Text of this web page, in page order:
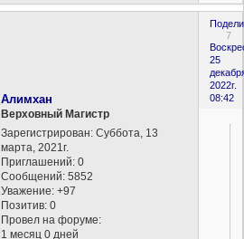
7
25
2022г.
08:42
Алимхан
Верховный Магистр
Зарегистрирован: Суббота, 13
марта, 2021г.
Приглашений: 0
Сообщений: 5852
Уважение: +97
Позитив: 0
Провел на форуме:
1 месяц 0 дней